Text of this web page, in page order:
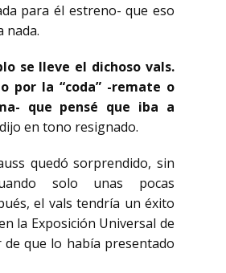
para él estreno- que eso
nada.
se lleve el dichoso vals.
por la “coda” -remate o
que pensé que iba a
dijo en tono resignado.
quedó sorprendido, sin
solo unas pocas
el vals tendría un éxito
la Exposición Universal de
de que lo había presentado